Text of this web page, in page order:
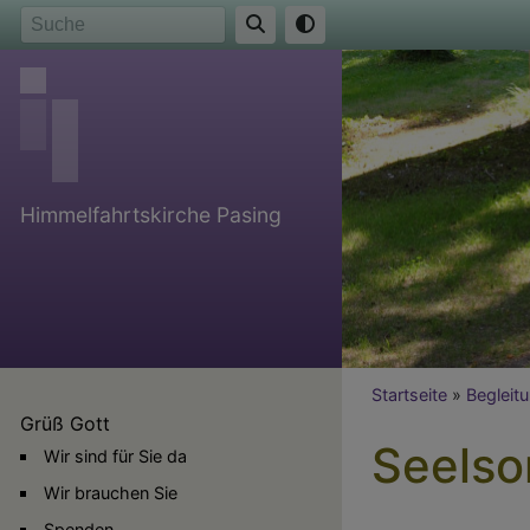
Direkt
zum
Inhalt
Himmelfahrtskirche Pasing
Grüß Gott
Wir sind für Sie da
Wir brauchen Sie
Startseite